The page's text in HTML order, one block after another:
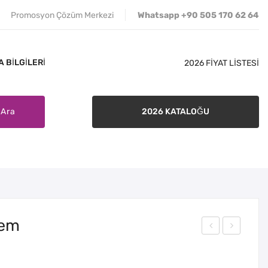
Promosyon Çözüm Merkezi Whatsapp +90 505 170 62 64
BILGILERI 2026 FİYAT LİSTESİ
Ara 2026 KATALOĞU